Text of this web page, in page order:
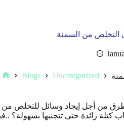
التخلص من السمنة
Blogs Uncategorized
من أجل إيجاد وسائل للتخلص من
كتلة زائدة حتى تتجنبها